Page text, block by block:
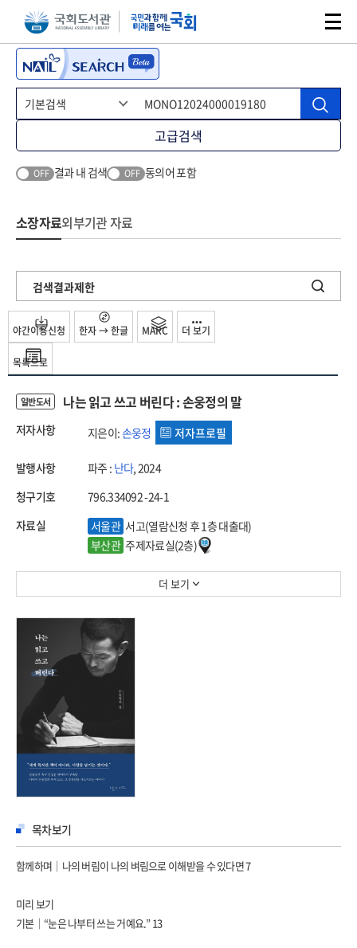
본문 바로가기주메뉴 바로가기
고급검색
OFF 결과 내 검색 OFF 동의어 포함
소장자료외부기관 자료
검색결과제한
목록으로
야간이용신청 한자 → 한글 MARC 더 보기
일반도서 나는 읽고 쓰고 버린다 : 손웅정의 말
저자사항 지은이:손웅정 저자프로필
발행사항 파주 : 난다, 2024
청구기호
796.334092 -24-1
자료실
서울관 서고(열람신청 후 1층 대출대)
부산관 주제자료실(2층)
더 보기
목차보기
함께하며│나의 버림이 나의 벼림으로 이해받을 수 있다면 7
미리 보기
기본│“눈은 나부터 쓰는 거예요.” 13